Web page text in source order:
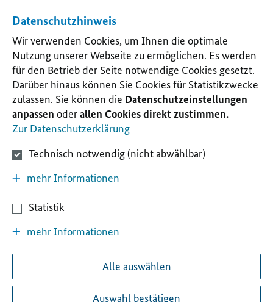
Datenschutzhinweis
Wir verwenden Cookies, um Ihnen die optimale
Nutzung unserer Webseite zu ermöglichen. Es werden
für den Betrieb der Seite notwendige Cookies gesetzt.
Darüber hinaus können Sie Cookies für Statistikzwecke
zulassen. Sie können die Datenschutzeinstellungen
anpassen oderallen Cookies direkt zustimmen.
Zur Datenschutzerklärung
Technisch notwendig (nicht abwählbar)
mehr Informationen
Statistik
mehr Informationen
Alle auswählen
Auswahl bestätigen